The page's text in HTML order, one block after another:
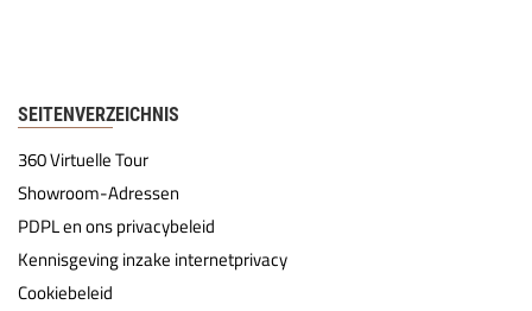
SEITENVERZEICHNIS
360 Virtuelle Tour
Showroom-Adressen
PDPL en ons privacybeleid
Kennisgeving inzake internetprivacy
Cookiebeleid